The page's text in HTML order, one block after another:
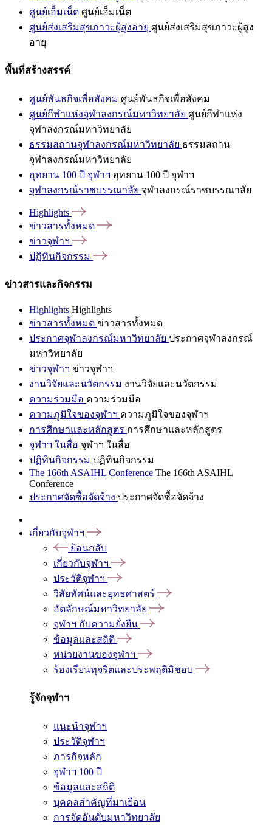
ศูนย์เอ็มเน็ต ศูนย์เอ็มเน็ต
ศูนย์ส่งเสริมสุขภาวะผู้สูงอายุ ศูนย์ส่งเสริมสุขภาวะผู้สูง
อายุ
พื้นที่สร้างสรรค์
ศูนย์พันธกิจเพื่อสังคม ศูนย์พันธกิจเพื่อสังคม
ศูนย์กีฬาแห่งจุฬาลงกรณ์มหาวิทยาลัย ศูนย์กีฬาแห่ง
จุฬาลงกรณ์มหาวิทยาลัย
ธรรมสถานจุฬาลงกรณ์มหาวิทยาลัย ธรรมสถาน
จุฬาลงกรณ์มหาวิทยาลัย
อุทยาน 100 ปี จุฬาฯ อุทยาน 100 ปี จุฬาฯ
จุฬาลงกรณ์ราชบรรณาลัย จุฬาลงกรณ์ราชบรรณาลัย
Highlights
ข่าวสารทั้งหมด
ข่าวจุฬาฯ
ปฏิทินกิจกรรม
ข่าวสารและกิจกรรม
Highlights Highlights
ข่าวสารทั้งหมด ข่าวสารทั้งหมด
ประกาศจุฬาลงกรณ์มหาวิทยาลัย ประกาศจุฬาลงกรณ์
มหาวิทยาลัย
ข่าวจุฬาฯ ข่าวจุฬาฯ
งานวิจัยและนวัตกรรม งานวิจัยและนวัตกรรม
ความร่วมมือ ความร่วมมือ
ความภูมิใจของจุฬาฯ ความภูมิใจของจุฬาฯ
การศึกษาและหลักสูตร การศึกษาและหลักสูตร
จุฬาฯ ในสื่อ จุฬาฯ ในสื่อ
ปฏิทินกิจกรรม ปฏิทินกิจกรรม
The 166th ASAIHL Conference The 166th ASAIHL
Conference
ประกาศจัดซื้อจัดจ้าง ประกาศจัดซื้อจัดจ้าง
เกี่ยวกับจุฬาฯ
ย้อนกลับ
เกี่ยวกับจุฬาฯ
ประวัติจุฬาฯ
วิสัยทัศน์และยุทธศาสตร์
อัตลักษณ์มหาวิทยาลัย
จุฬาฯ กับความยั่งยืน
ข้อมูลและสถิติ
หน่วยงานของจุฬาฯ
ร้องเรียนทุจริตและประพฤติมิชอบ
รู้จักจุฬาฯ
แนะนำจุฬาฯ
ประวัติจุฬาฯ
ภารกิจหลัก
จุฬาฯ 100 ปี
ข้อมูลและสถิติ
บุคคลสำคัญที่มาเยือน
การจัดอันดับมหาวิทยาลัย